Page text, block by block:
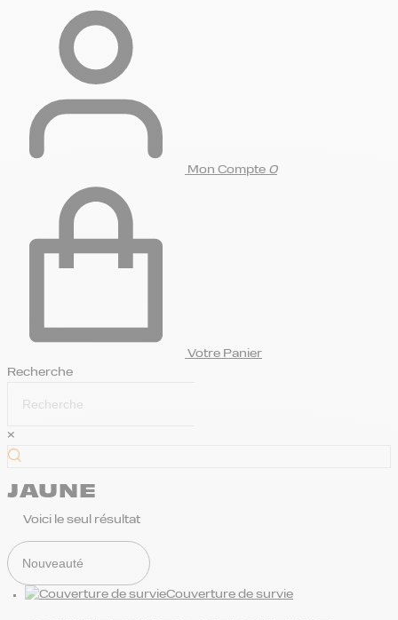
Mon Compte 0
Votre Panier
Recherche
×
JAUNE
Voici le seul résultat
Couverture de survie